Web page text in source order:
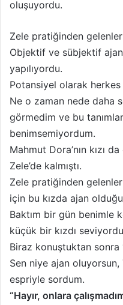
oluşuyordu.
Zele pratiğinden gelenler
Objektif ve sübjektif
yapılıyordu.
Potansiyel olarak
Ne o zaman nede daha
görmedim ve bu
benimsemiyordum.
Mahmut Dora’nın kızı
Zele’de kalmıştı.
Zele pratiğinden
için bu kızda ajan
Baktım bir gün benimle
küçük bir kızdı
Biraz konuştuktan sonra
Sen niye ajan oluyorsun,
espriyle sordum.
“Hayır, onlara